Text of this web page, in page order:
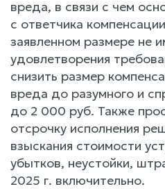
вреда, в связи с чем
с ответчика
заявленном размере не
удовлетворения
снизить размер
вреда до разумного и
до 2 000 руб. Также
отсрочку исполнения
взыскания стоимости
убытков, неустойки,
2025 г. включительно.